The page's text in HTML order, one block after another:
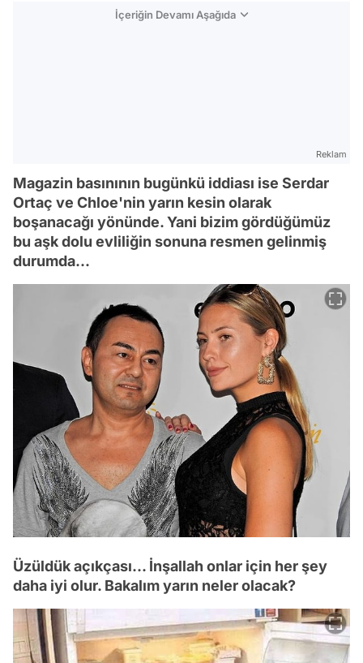
İçeriğin Devamı Aşağıda
Reklam
Magazin basınının bugünkü iddiası ise Serdar
Ortaç ve Chloe'nin yarın kesin olarak
boşanacağı yönünde. Yani bizim gördüğümüz
bu aşk dolu evliliğin sonuna resmen gelinmiş
durumda...
Üzüldük açıkçası... İnşallah onlar için her şey
daha iyi olur. Bakalım yarın neler olacak?